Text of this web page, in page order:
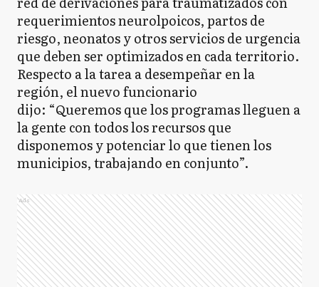
requerimientos neurolpoicos, partos de
riesgo, neonatos y otros servicios de urgencia
que deben ser optimizados en cada territorio.
Respecto a la tarea a desempeñar en la
región, el nuevo funcionario
dijo: “Queremos que los programas lleguen a
la gente con todos los recursos que
disponemos y potenciar lo que tienen los
municipios, trabajando en conjunto”.
Ads